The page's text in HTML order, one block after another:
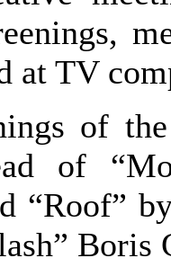
at TV
of
of
“Roof”